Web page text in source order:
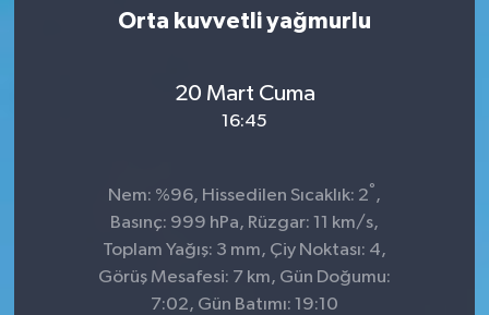
Orta kuvvetli yağmurlu
20 Mart Cuma
16:45
Nem: %96, Hissedilen Sıcaklık: 2° ,
Basınç: 999 hPa, Rüzgar: 11 km/s,
Toplam Yağış: 3 mm, Çiy Noktası: 4,
Görüş Mesafesi: 7 km, Gün Doğumu:
7:02, Gün Batımı: 19:10